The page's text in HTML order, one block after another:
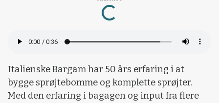
Loading...
Italienske Bargam har 50 års erfaring i at
bygge sprøjtebomme og komplette sprøjter.
Med den erfaring i bagagen og input fra flere